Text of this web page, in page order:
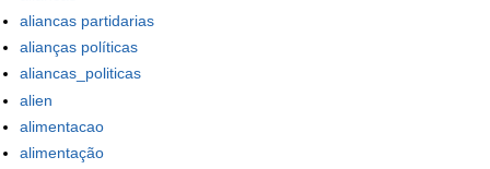
aliancas partidarias
alianças políticas
aliancas_politicas
alien
alimentacao
alimentação